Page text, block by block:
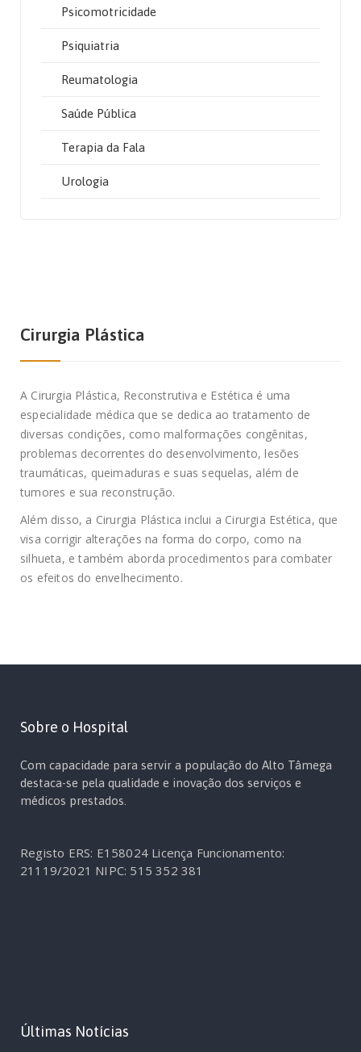
Psicomotricidade
Psiquiatria
Reumatologia
Saúde Pública
Terapia da Fala
Urologia
Cirurgia Plástica
A Cirurgia Plástica, Reconstrutiva e Estética é uma
especialidade médica que se dedica ao tratamento de
diversas condições, como malformações congênitas,
problemas decorrentes do desenvolvimento, lesões
traumáticas, queimaduras e suas sequelas, além de
tumores e sua reconstrução.
Além disso, a Cirurgia Plástica inclui a Cirurgia Estética, que
visa corrigir alterações na forma do corpo, como na
silhueta, e também aborda procedimentos para combater
os efeitos do envelhecimento.
Sobre o Hospital
Com capacidade para servir a população do Alto Tâmega
destaca-se pela qualidade e inovação dos serviços e
médicos prestados.
Registo ERS: E158024 Licença Funcionamento:
21119/2021 NIPC: 515 352 381
Últimas Notícias